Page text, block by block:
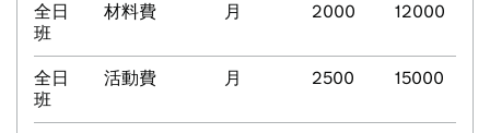
全日
班
材料費 月 2000 12000
全日
班
活動費 月 2500 15000